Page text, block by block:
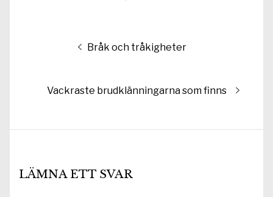
Inläggsnavigering
Föregående
Bråk och tråkigheter
Nästa
Vackraste brudklänningarna som finns
LÄMNA ETT SVAR